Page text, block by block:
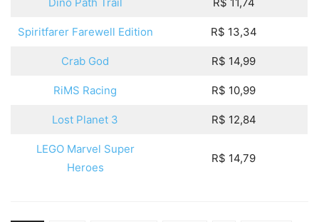
Dino Path Trail R$ 11,74
Spiritfarer Farewell Edition R$ 13,34
Crab God R$ 14,99
RiMS Racing R$ 10,99
Lost Planet 3 R$ 12,84
LEGO Marvel Super
Heroes
R$ 14,79